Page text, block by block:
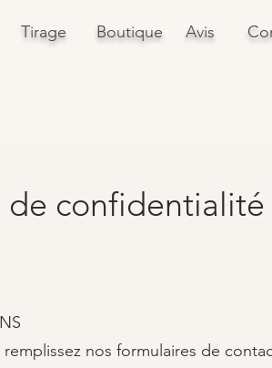
Tirage Boutique Avis
nos formulaires de
de confidentialité